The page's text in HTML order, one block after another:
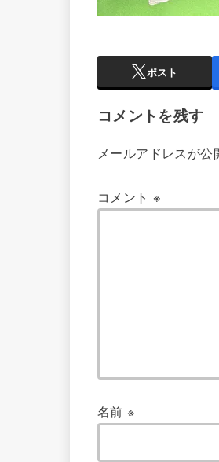
ポスト
コメントを残す
メールアドレスが公
コメント※
名前※